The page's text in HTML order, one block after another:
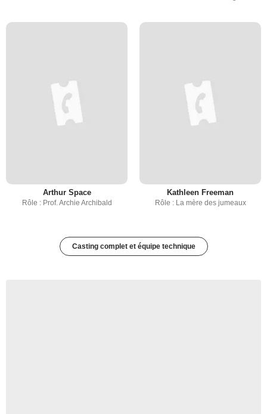
Arthur Space
Rôle : Prof. Archie Archibald
Kathleen Freeman
Rôle : La mère des jumeaux
Casting complet et équipe technique